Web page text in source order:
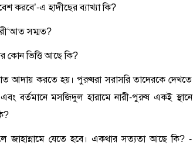
করবে’-এ হাদীছের ব্যাখ্যা কি?
সম্মত?
কোন ভিত্তি আছে কি?
আদায় করতে হয়। পুরুষরা সরাসরি তাদেরকে দেখতে
বর্তমানে মসজিদুল হারামে নারী-পুরুষ একই স্থানে
যেতে হবে। একথার সত্যতা আছে কি? -